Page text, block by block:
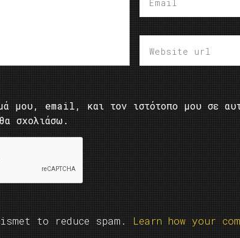
μου, email, και τον ιστότοπο μου σε
σχολιάσω.
to reduce spam. Learn how your